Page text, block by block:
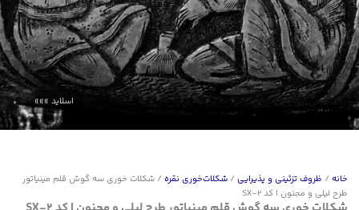
خانه / ظروف تزئینی و پذیرایی / شکلات‌خوری نقره / شکلات خوری سه گوش قلم مینیاتور
طرح لیلی و مجنون | کد SX-2